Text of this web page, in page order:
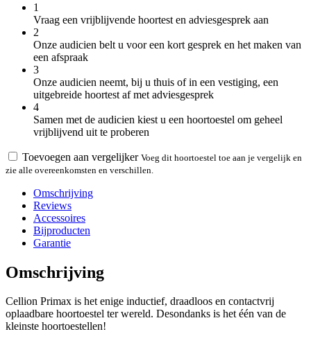
1
Vraag een vrijblijvende hoortest en adviesgesprek aan
2
Onze audicien belt u voor een kort gesprek en het maken van
een afspraak
3
Onze audicien neemt, bij u thuis of in een vestiging, een
uitgebreide hoortest af met adviesgesprek
4
Samen met de audicien kiest u een hoortoestel om geheel
vrijblijvend uit te proberen
Toevoegen aan vergelijker Voeg dit hoortoestel toe aan je vergelijk en
zie alle overeenkomsten en verschillen.
Omschrijving
Reviews
Accessoires
Bijproducten
Garantie
Omschrijving
Cellion Primax is het enige inductief, draadloos en contactvrij
oplaadbare hoortoestel ter wereld. Desondanks is het één van de
kleinste hoortoestellen!